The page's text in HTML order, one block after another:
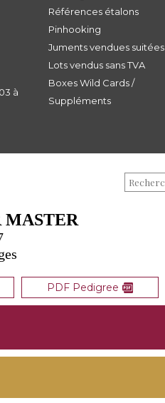
à
Références étalons
Pinhooking
Juments vendues suitées
Lots vendus sans TVA
Boxes Wild Cards /
Suppléments
MASTER
PDF Pedigree